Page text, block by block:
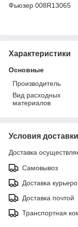
Фьюзер 008R13065
Характеристики
Основные
Производитель
Вид расходных
материалов
Условия доставки
Доставка
Самовывоз
Доставка
Доставка почтой
Транспортная